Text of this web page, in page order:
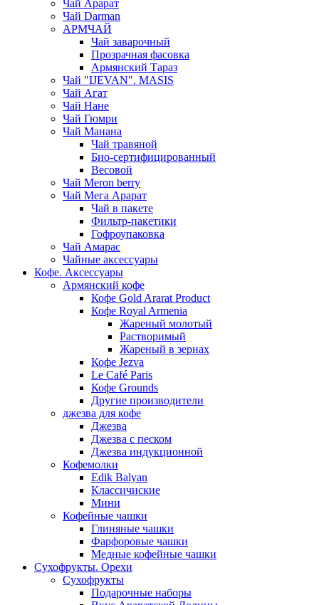
Чай Арарат
Чай Darman
АРМЧАЙ
Чай заварочный
Прозрачная фасовка
Армянский Тараз
Чай "IJEVAN". MASIS
Чай Агат
Чай Нане
Чай Гюмри
Чай Манана
Чай травяной
Био-сертифицированный
Весовой
Чай Meron berry
Чай Мега Арарат
Чай в пакете
Фильтр-пакетики
Гофроупаковка
Чай Амарас
Чайные аксессуары
Кофе. Аксессуары
Армянский кофе
Кофе Gold Ararat Product
Кофе Royal Armenia
Жареный молотый
Растворимый
Жареный в зернах
Кофе Jezva
Le Café Paris
Кофе Grounds
Другие производители
джезва для кофе
Джезва
Джезва с песком
Джезва индукционной
Кофемолки
Edik Balyan
Классичиские
Мини
Кофейные чашки
Глиняные чашки
Фарфоровые чашки
Медные кофейные чашки
Сухофрукты. Орехи
Сухофрукты
Подарочные наборы